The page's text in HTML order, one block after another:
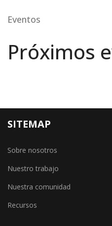
Eventos
Próximos
SITEMAP
Sobre nosotros
Nuestro trabajo
Nuestra comunidad
Recursos